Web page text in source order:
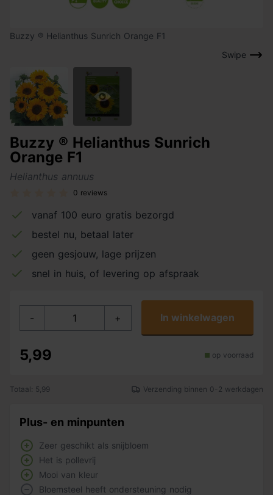
Swipe
Buzzy ® Helianthus Sunrich Orange F1
Buzzy ® Helianthus Sunrich
Orange F1
Helianthus annuus
0 reviews
vanaf 100 euro gratis bezorgd
bestel nu, betaal later
geen gesjouw, lage prijzen
snel in huis, of levering op afspraak
- + In winkelwagen
5,99 op voorraad
Totaal: 5,99 Verzending binnen 0-2 werkdagen
Plus- en minpunten
Zeer geschikt als snijbloem
Het is pollevrij
Mooi van kleur
Bloemsteel heeft ondersteuning nodig